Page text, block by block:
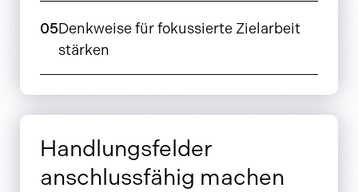
05Denkweise für fokussierte Zielarbeit
stärken
Handlungsfelder
anschlussfähig machen